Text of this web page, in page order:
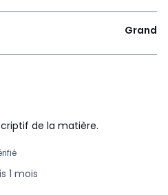
Grand
de la matière.
1 mois